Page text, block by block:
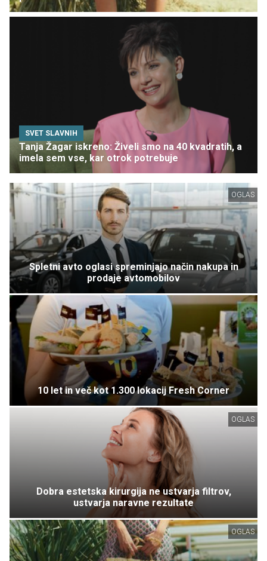
SVET SLAVNIH
Tanja Žagar iskreno: Živeli smo na 40 kvadratih, a
imela sem vse, kar otrok potrebuje
OGLAS
Spletni avto oglasi spreminjajo način nakupa in
prodaje avtomobilov
10 let in več kot 1.300 lokacij Fresh Corner
OGLAS
Dobra estetska kirurgija ne ustvarja filtrov,
ustvarja naravne rezultate
OGLAS